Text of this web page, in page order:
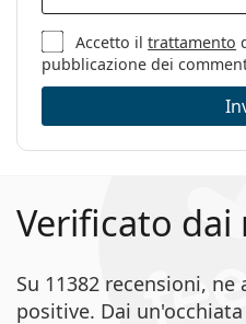
Accetto iltrattamento
pubblicazione dei
Verificato
Su 11382 recensioni, ne
positive. Dai